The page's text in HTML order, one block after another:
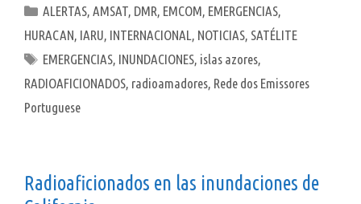
Categorías
ALERTAS,AMSAT, DMR, EMCOM, EMERGENCIAS,
HURACAN, IARU, INTERNACIONAL, NOTICIAS, SATÉLITE
Etiquetas
EMERGENCIAS, INUNDACIONES, islas azores,
RADIOAFICIONADOS, radioamadores, Rede dos Emissores
Portuguese
Radioaficionados en las inundaciones de